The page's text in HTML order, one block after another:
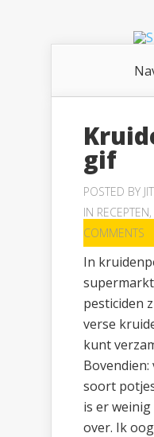
gif
POSTED BY
IN RECEPTEN,
COMMENTS
In
pesticiden
verse
kunt
soort
is er
over. Ik